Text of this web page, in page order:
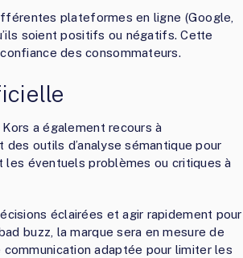
plateformes en ligne (Google,
soient positifs ou négatifs. Cette
des consommateurs.
a également recours à
outils d’analyse sémantique pour
éventuels problèmes ou critiques à
éclairées et agir rapidement pour
buzz, la marque sera en mesure de
adaptée pour limiter les